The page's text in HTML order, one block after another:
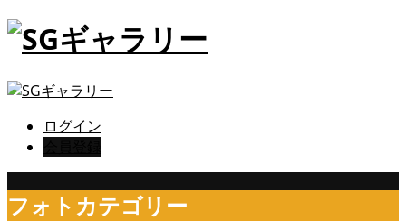
ログイン
フォトカテゴリー